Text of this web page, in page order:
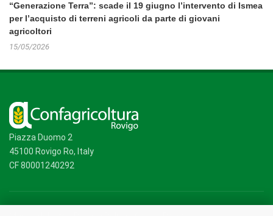
“Generazione Terra”: scade il 19 giugno l’intervento di Ismea
per l’acquisto di terreni agricoli da parte di giovani
agricoltori
15/05/2026
Piazza Duomo 2
45100 Rovigo Ro, Italy
CF 80001240292